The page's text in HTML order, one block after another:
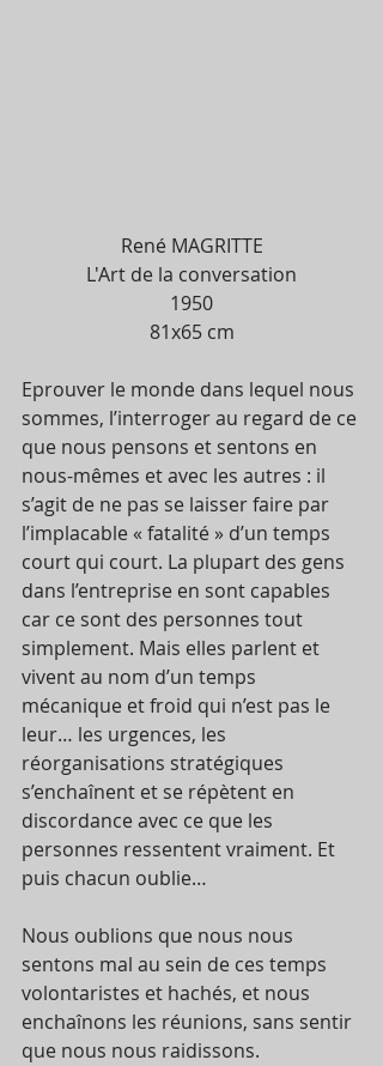
René MAGRITTE
L'Art de la conversation
1950
81x65 cm
Eprouver le monde dans lequel nous
sommes, l’interroger au regard de ce
que nous pensons et sentons en
nous-mêmes et avec les autres : il
s’agit de ne pas se laisser faire par
l’implacable « fatalité » d’un temps
court qui court. La plupart des gens
dans l’entreprise en sont capables
car ce sont des personnes tout
simplement. Mais elles parlent et
vivent au nom d’un temps
mécanique et froid qui n’est pas le
leur… les urgences, les
réorganisations stratégiques
s’enchaînent et se répètent en
discordance avec ce que les
personnes ressentent vraiment. Et
puis chacun oublie…
Nous oublions que nous nous
sentons mal au sein de ces temps
volontaristes et hachés, et nous
enchaînons les réunions, sans sentir
que nous nous raidissons.